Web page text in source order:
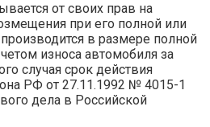
от своих прав на
при его полной или
в размере полной
износа автомобиля за
случая срок действия
РФ от 27.11.1992 № 4015-1
дела в Российской